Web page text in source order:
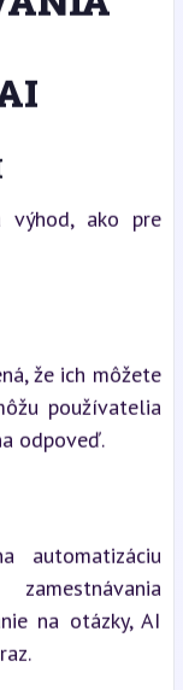
výhod, ako pre
že ich môžete
používatelia
odpoveď.
automatizáciu
na otázky, AI